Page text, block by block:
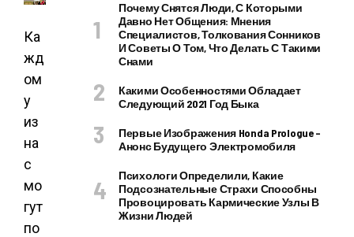
Ка
жд
ом
у
из
на
с
мо
гут
по
Почему Снятся Люди, С Которыми
Давно Нет Общения: Мнения
Специалистов, Толкования Сонников
И Советы О Том, Что Делать С Такими
Снами
Какими Особенностями Обладает
Следующий 2021 Год Быка
Первые Изображения Honda Prologue –
Анонс Будущего Электромобиля
Психологи Определили, Какие
Подсознательные Страхи Способны
Провоцировать Кармические Узлы В
Жизни Людей